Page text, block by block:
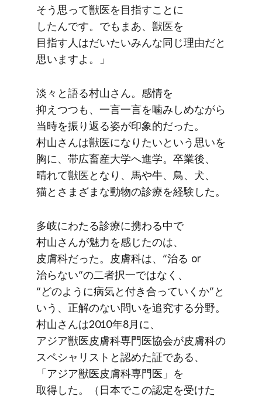
そう​思って​獣医を​目指すことに​
したんです。​でも​まあ、​獣医を​
目指す人は​だいたい​みんな​同じ​理由だと​
思いますよ。​」
淡々と​語る​村山さん。​感情を​
抑えつつも、​一言一言を​噛みしめながら​
当時を​振り返る​姿が​印象的だった。​
村山さんは​獣医に​なりたいと​いう​思いを​
胸に、​帯広畜産大学へ​進学。​卒業後、​
晴れて獣医と​なり、​馬や牛、​鳥、​犬、​
猫とさまざまな​動物の​診療を​経験した。
多岐に​わたる​診療に​携わる​中で​
村山さんが​魅力を​感じたのは、​
皮膚科だった。​皮膚科は、​“治る​ or
治らない​“の​二者択一ではなく、​
“どのように​病気と​付き合っていく​か”と​
いう、​正解の​ない​問いを​追究する​分野。​
村山さんは​2010年8月に、​
アジア獣医皮膚科専門医協会が​皮膚科の​
スペシャリストと​認めた証である、​
「アジア獣医皮膚科専門医」を​
取得した。​（日本で​この​認定を​受けた​